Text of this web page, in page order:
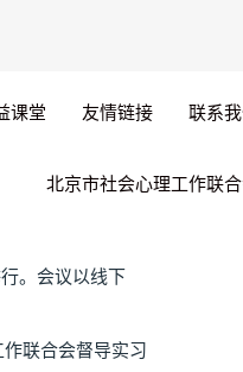
课堂 友情链接 联系
北京市社会心理工作联
。会议以线下
联合会督导实习